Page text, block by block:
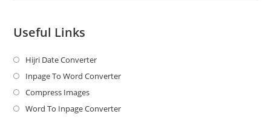
Useful Links
Hijri Date ConverterOpens
in
new
Inpage To Word ConverterOpens
a
Compress ImagesOpens
in
Word To Inpage ConverterOpens